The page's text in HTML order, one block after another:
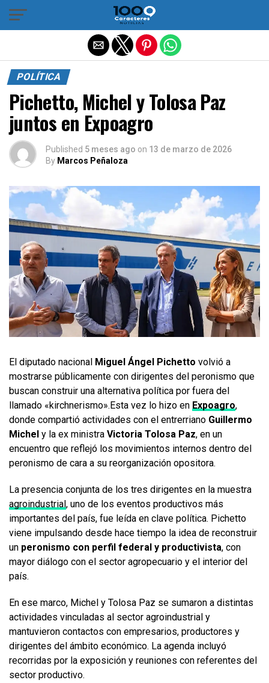
POLÍTICA
Pichetto, Michel y Tolosa Paz
juntos en Expoagro
Published 5 meses ago on 13 de marzo de 2026
By Marcos Peñaloza
El diputado nacional Miguel Ángel Pichetto volvió a
mostrarse públicamente con dirigentes del peronismo que
buscan construir una alternativa política por fuera del
llamado «kirchnerismo».Esta vez lo hizo en Expoagro,
donde compartió actividades con el entrerriano Guillermo
Michel y la ex ministra Victoria Tolosa Paz, en un
encuentro que reflejó los movimientos internos dentro del
peronismo de cara a su reorganización opositora.
La presencia conjunta de los tres dirigentes en la muestra
agroindustrial, uno de los eventos productivos más
importantes del país, fue leída en clave política. Pichetto
viene impulsando desde hace tiempo la idea de reconstruir
un peronismo con perfil federal y productivista, con
mayor diálogo con el sector agropecuario y el interior del
país.
En ese marco, Michel y Tolosa Paz se sumaron a distintas
actividades vinculadas al sector agroindustrial y
mantuvieron contactos con empresarios, productores y
dirigentes del ámbito económico. La agenda incluyó
recorridas por la exposición y reuniones con referentes del
sector productivo.
Salir de la versión móvil